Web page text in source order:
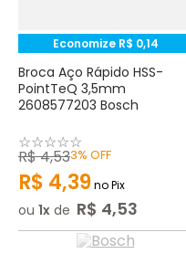
Economize R$ 0,14
Broca Aço Rápido HSS-
PointTeQ 3,5mm
2608577203 Bosch
☆☆☆☆☆
R$4,533% OFF
R$ 4,39no Pix
ou 1 de R$ 4,53